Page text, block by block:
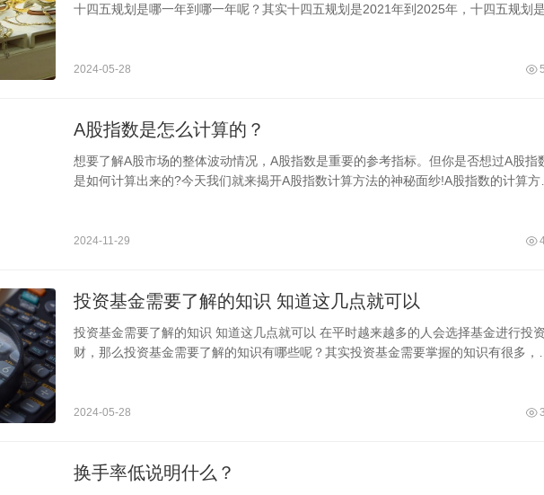
十四五规划是哪一年到哪一年呢？其实十四五规划是2021年到2025年，十四五规划是
2024-05-28
A股指数是怎么计算的？
想要了解A股市场的整体波动情况，A股指数是重要的参考指标。但你是否想过A股指
是如何计算出来的?今天我们就来揭开A股指数计算方法的神秘面纱!A股指数的计算方
2024-11-29
投资基金需要了解的知识 知道这几点就可以
投资基金需要了解的知识 知道这几点就可以 在平时越来越多的人会选择基金进行投资理
财，那么投资基金需要了解的知识有哪些呢？其实投资基金需要掌握的知识有很多，首
2024-05-28
换手率低说明什么？